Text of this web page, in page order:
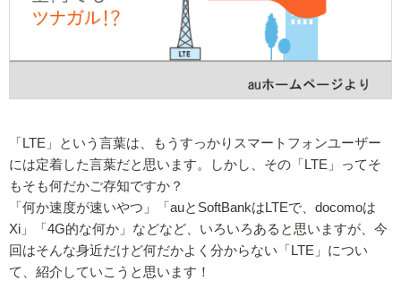
「LTE」という言葉は、もうすっかりスマートフォンユーザー
には定着した言葉だと思います。しかし、その「LTE」ってそ
もそも何だかご存知ですか？
「何か速度が速いやつ」「auとSoftBankはLTEで、docomoは
Xi」「4G的な何か」などなど、いろいろあると思いますが、今
回はそんな身近だけど何だかよく分からない「LTE」につい
て、紹介していこうと思います！